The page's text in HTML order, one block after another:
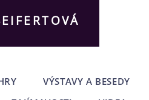
VÝSTAVY A BESEDY